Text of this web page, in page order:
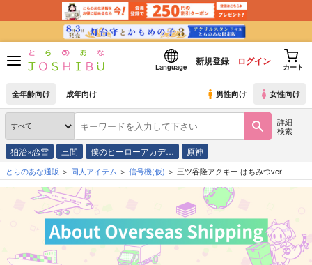
Language
新規登録 ログイン
カート
全年齢向け 成年向け 男性向け 女性向け
詳細
検索
狛治×恋雪 三間 僕のヒーローアカデ… 原神
とらのあな通販 同人アイテム 信号機(仮) 三ツ谷隆アクキー はちみつver